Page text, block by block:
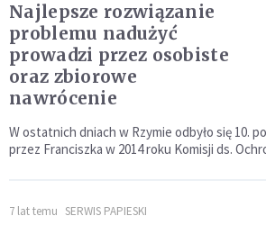
Najlepsze rozwiązanie
problemu nadużyć
prowadzi przez osobiste
oraz zbiorowe
nawrócenie
W ostatnich dniach w Rzymie odbyło się 10.
przez Franciszka w 2014 roku Komisji ds.
7 lat temu SERWIS PAPIESKI